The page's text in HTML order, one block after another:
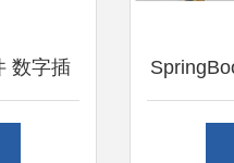
数字插
计与实